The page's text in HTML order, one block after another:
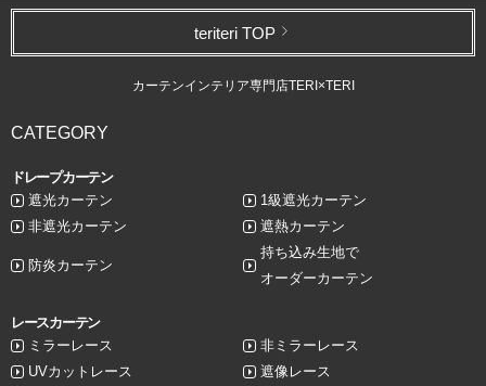
teriteri TOP
カーテンインテリア専門店TERI×TERI
CATEGORY
ドレープカーテン
遮光カーテン
1級遮光カーテン
非遮光カーテン
遮熱カーテン
防炎カーテン
持ち込み生地で
オーダーカーテン
レースカーテン
ミラーレース
非ミラーレース
UVカットレース
遮像レース